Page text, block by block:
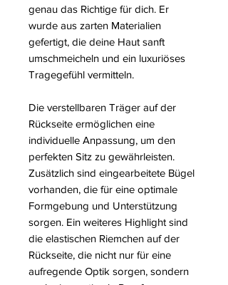
genau das Richtige für dich. Er
wurde aus zarten Materialien
gefertigt, die deine Haut sanft
umschmeicheln und ein luxuriöses
Tragegefühl vermitteln.
Die verstellbaren Träger auf der
Rückseite ermöglichen eine
individuelle Anpassung, um den
perfekten Sitz zu gewährleisten.
Zusätzlich sind eingearbeitete Bügel
vorhanden, die für eine optimale
Formgebung und Unterstützung
sorgen. Ein weiteres Highlight sind
die elastischen Riemchen auf der
Rückseite, die nicht nur für eine
aufregende Optik sorgen, sondern